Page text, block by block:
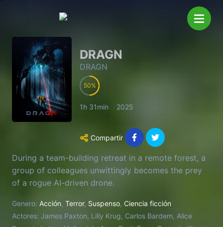
DRAGN
DRAGN
50
1h 31min 2025
Compartir
During a team-building retreat in a remote forest, a
group of colleagues unwittingly becomes the prey
of a rogue AI-driven drone.
Genero: Acción, Terror, Suspenso, Ciencia ficción
Actores: James Paxton, Lilly Krug, Carlos Bardem, Alice